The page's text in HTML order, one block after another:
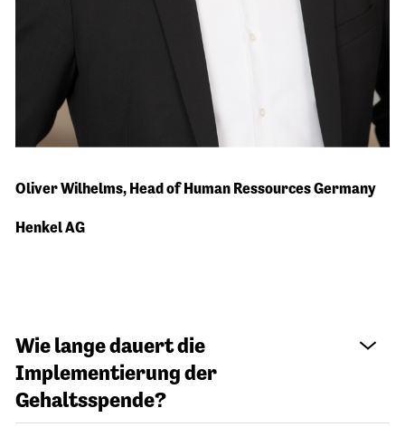
"Die Förderung von Kindern liegt uns sehr am
Herzen. Ich bin stolz auf unsere Partnerschaft mit
DEUTSCHLAND RUNDET AUF. So kann jeder
Oliver Wilhelms, Head of Human Ressources Germany
Henkel AG
Wie lange dauert die
Implementierung der
Gehaltsspende?